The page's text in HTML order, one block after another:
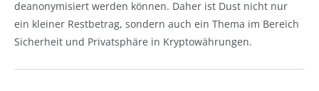
deanonymisiert werden können. Daher ist Dust nicht nur
ein kleiner Restbetrag, sondern auch ein Thema im Bereich
Sicherheit und Privatsphäre in Kryptowährungen.